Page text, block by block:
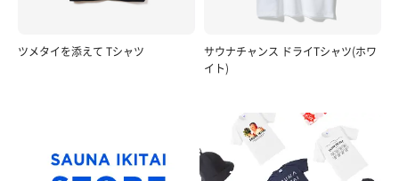
ツメタイを添えて Tシャツ
サウナチャンス ドライTシャツ(ホワ
イト)